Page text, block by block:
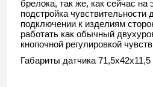
брелока, так же, как сейчас на
подстройка чувствительности
подключении к изделиям
работать как обычный
кнопочной регулировкой
Габариты датчика